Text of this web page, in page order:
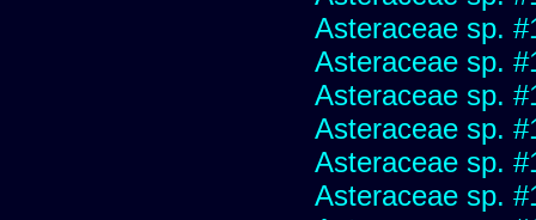
Asteraceae sp.
Asteraceae sp.
Asteraceae sp.
Asteraceae sp.
Asteraceae sp.
Asteraceae sp.